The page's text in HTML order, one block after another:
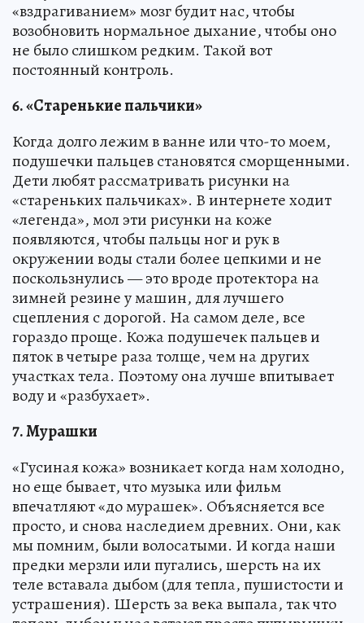
«вздрагиванием» мозг будит нас, чтобы
возобновить нормальное дыхание, чтобы оно
не было слишком редким. Такой вот
постоянный контроль.
6. «Старенькие пальчики»
Когда долго лежим в ванне или что-то моем,
подушечки пальцев становятся сморщенными.
Дети любят рассматривать рисунки на
«стареньких пальчиках». В интернете ходит
«легенда», мол эти рисунки на коже
появляются, чтобы пальцы ног и рук в
окружении воды стали более цепкими и не
поскользнулись — это вроде протектора на
зимней резине у машин, для лучшего
сцепления с дорогой. На самом деле, все
гораздо проще. Кожа подушечек пальцев и
пяток в четыре раза толще, чем на других
участках тела. Поэтому она лучше впитывает
воду и «разбухает».
7. Мурашки
«Гусиная кожа» возникает когда нам холодно,
но еще бывает, что музыка или фильм
впечатляют «до мурашек». Объясняется все
просто, и снова наследием древних. Они, как
мы помним, были волосатыми. И когда наши
предки мерзли или пугались, шерсть на их
теле вставала дыбом (для тепла, пушистости и
устрашения). Шерсть за века выпала, так что